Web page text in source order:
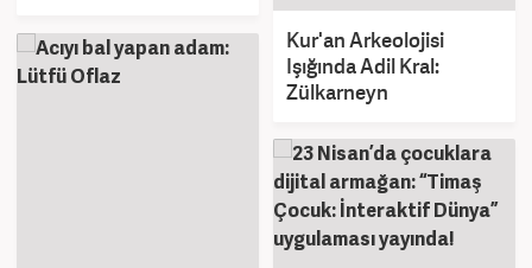
Kur'an Arkeolojisi
Işığında Adil Kral:
Zülkarneyn